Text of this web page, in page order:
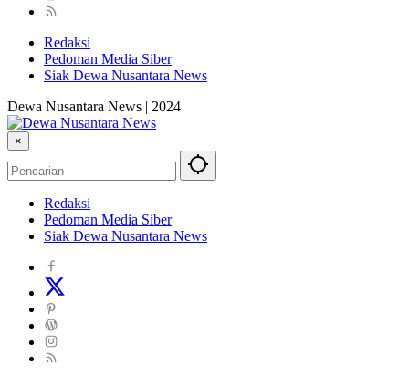
Redaksi
Pedoman Media Siber
Siak Dewa Nusantara News
Dewa Nusantara News | 2024
×
Redaksi
Pedoman Media Siber
Siak Dewa Nusantara News